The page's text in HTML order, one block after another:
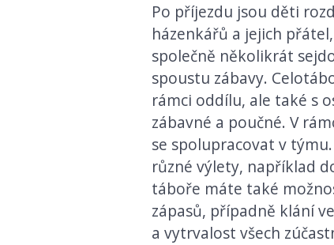
Po příjezdu jsou děti
házenkářů a jejich
společně několikrát
spoustu zábavy.
rámci oddílu, ale také s
zábavné a poučné. V
se spolupracovat v
různé výlety, například
táboře máte také
zápasů, případně klání
a vytrvalost všech